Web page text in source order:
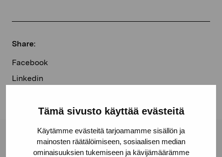
Tämä sivusto käyttää evästeitä
Käytämme evästeitä tarjoamamme sisällön ja
mainosten räätälöimiseen, sosiaalisen median
ominaisuuksien tukemiseen ja kävijämäärämme
Share:
Facebook
Linkedin
Pro Artibus Foundation